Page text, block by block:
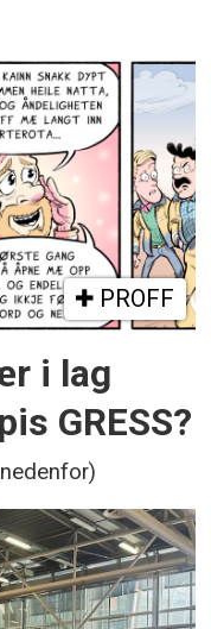
PROFF
i lag
GRESS?